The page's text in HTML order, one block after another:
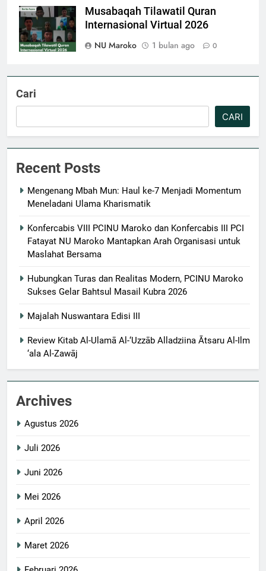
Musabaqah Tilawatil Quran
Internasional Virtual 2026
NU Maroko
1 bulan ago 0
Cari
CARI
Recent Posts
Mengenang Mbah Mun: Haul ke-7 Menjadi Momentum
Meneladani Ulama Kharismatik
Konfercabis VIII PCINU Maroko dan Konfercabis III PCI
Fatayat NU Maroko Mantapkan Arah Organisasi untuk
Maslahat Bersama
Hubungkan Turas dan Realitas Modern, PCINU Maroko
Sukses Gelar Bahtsul Masail Kubra 2026
Majalah Nuswantara Edisi III
Review Kitab Al-Ulamā Al-‘Uzzāb Alladziina Ātsaru Al-Ilm
‘ala Al-Zawāj
Archives
Agustus 2026
Juli 2026
Juni 2026
Mei 2026
April 2026
Maret 2026